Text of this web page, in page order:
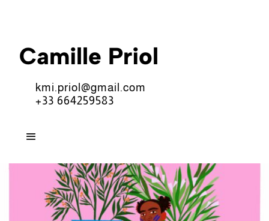
Camille Priol
kmi.priol@gmail.com
+33 664259583